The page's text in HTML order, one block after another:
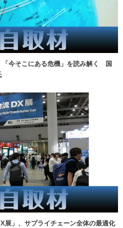
「今そこにある危機」を読み解く 国
展」、サプライチェーン全体の最適化